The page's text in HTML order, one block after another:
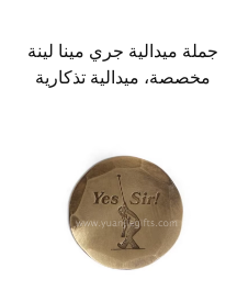
جملة ميدالية جري مينا لينة
مخصصة، ميدالية تذكارية
بالذهب